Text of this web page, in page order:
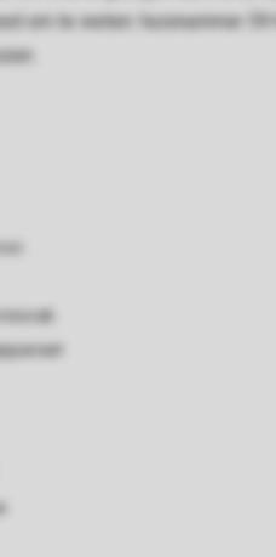
om te weten: huisnummer 59